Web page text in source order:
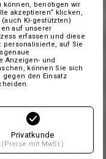
können, benötigen wir
akzeptieren“ klicken,
KI-gestützten)
auf unserer
erfassen und diese
auf Sie
Anzeigen- und
können Sie sich
gegen den Einsatz
Privatkunde
(Preise mit MwSt.)